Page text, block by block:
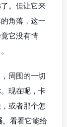
。但让它来
角落，这一
它没有情
周围的一切
现在呢，卡
或者那个怎
。看看它能给